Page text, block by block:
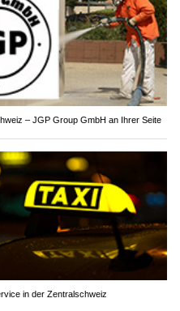
– JGP Group GmbH an Ihrer Seite
in der Zentralschweiz